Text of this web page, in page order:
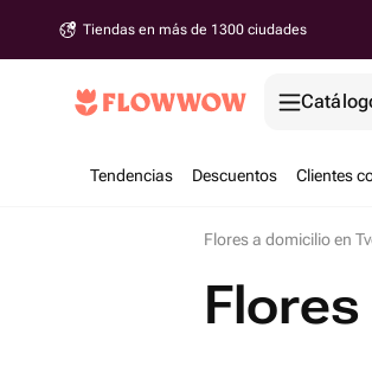
Tiendas en más de 1300 ciudades
Tendencias Descuentos Clientes
Flores a domicilio en